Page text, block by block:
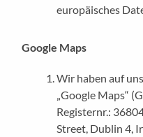
europäisches
Google Maps
Wir haben auf
„Google Maps“
Registernr.:
Street, Dublin 4,